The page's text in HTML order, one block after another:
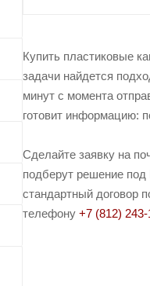
Купить пластиковые
задачи найдется
минут с момента
готовит информацию:
Сделайте заявку на
подберут решение под
стандартный договор
телефону +7 (812)